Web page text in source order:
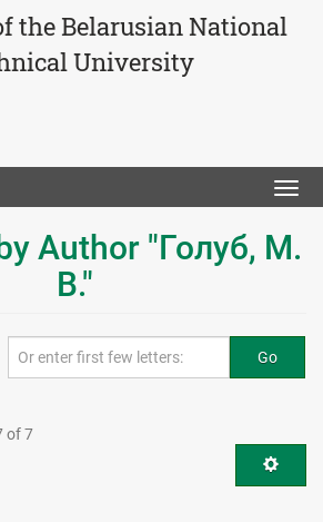
the Belarusian National
University
Author "Голуб, М.
В."
Go
of 7